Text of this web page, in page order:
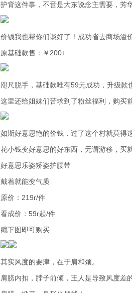
护背这件事，不啻是大东说念主需要，芳
价钱我也帮你们谈好了！成功省去商场溢
原基础款售：￥200+
咫尺脱手，基础款唯有59元成功，升级款
这里还给姐妹们苦求到了粉丝福利，购买
如斯好意思艳的价钱，过了这个村就莫得
花小钱变好意思的好东西，无谓游移，买
好意思乐姿矫姿护腰带
戴着就能变气质
原价：219r/件
看成价：59r起/件
戳下图即可购买
其实风度的要津，在于肩和颈。
肩膀内扣，脖子前倾，王人是导致风度差